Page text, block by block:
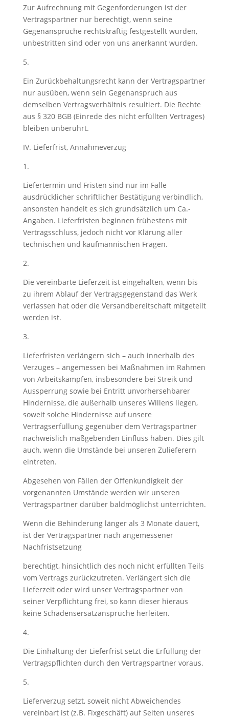
Zur Aufrechnung mit Gegenforderungen ist der
Vertragspartner nur berechtigt, wenn seine
Gegenansprüche rechtskräftig festgestellt wurden,
unbestritten sind oder von uns anerkannt wurden.
5.
Ein Zurückbehaltungsrecht kann der Vertragspartner
nur ausüben, wenn sein Gegenanspruch aus
demselben Vertragsverhältnis resultiert. Die Rechte
aus § 320 BGB (Einrede des nicht erfüllten Vertrages)
bleiben unberührt.
IV. Lieferfrist, Annahmeverzug
1.
Liefertermin und Fristen sind nur im Falle
ausdrücklicher schriftlicher Bestätigung verbindlich,
ansonsten handelt es sich grundsätzlich um Ca.-
Angaben. Lieferfristen beginnen frühestens mit
Vertragsschluss, jedoch nicht vor Klärung aller
technischen und kaufmännischen Fragen.
2.
Die vereinbarte Lieferzeit ist eingehalten, wenn bis
zu ihrem Ablauf der Vertragsgegenstand das Werk
verlassen hat oder die Versandbereitschaft mitgeteilt
werden ist.
3.
Lieferfristen verlängern sich – auch innerhalb des
Verzuges – angemessen bei Maßnahmen im Rahmen
von Arbeitskämpfen, insbesondere bei Streik und
Aussperrung sowie bei Entritt unvorhersehbarer
Hindernisse, die außerhalb unseres Willens liegen,
soweit solche Hindernisse auf unsere
Vertragserfüllung gegenüber dem Vertragspartner
nachweislich maßgebenden Einfluss haben. Dies gilt
auch, wenn die Umstände bei unseren Zulieferern
eintreten.
Abgesehen von Fällen der Offenkundigkeit der
vorgenannten Umstände werden wir unseren
Vertragspartner darüber baldmöglichst unterrichten.
Wenn die Behinderung länger als 3 Monate dauert,
ist der Vertragspartner nach angemessener
Nachfristsetzung
berechtigt, hinsichtlich des noch nicht erfüllten Teils
vom Vertrags zurückzutreten. Verlängert sich die
Lieferzeit oder wird unser Vertragspartner von
seiner Verpflichtung frei, so kann dieser hieraus
keine Schadensersatzansprüche herleiten.
4.
Die Einhaltung der Lieferfrist setzt die Erfüllung der
Vertragspflichten durch den Vertragspartner voraus.
5.
Lieferverzug setzt, soweit nicht Abweichendes
vereinbart ist (z.B. Fixgeschäft) auf Seiten unseres